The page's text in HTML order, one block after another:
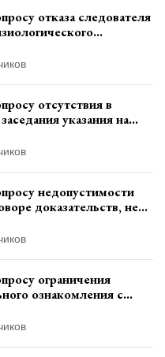
отказа следователя
обвиняемой с
отсутствия в
указания на
в прениях сторон
недопустимости
доказательств, не
заседании
ограничения
ознакомления с
дела